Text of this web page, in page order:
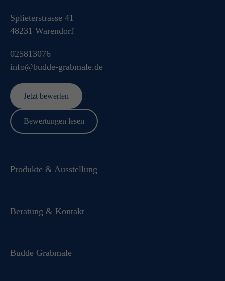
info@budde-grabmale.de
025813076
Splieterstrasse 41
48231 Warendorf
Jetzt bewerten
Bewertungen lesen
Produkte & Ausstellung
Beratung & Kontakt
Budde Grabmale